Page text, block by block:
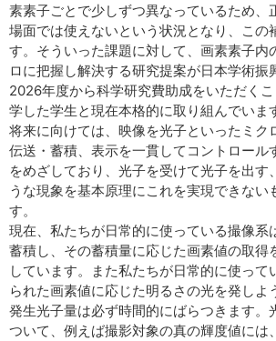
素素子ごとで少しずつ異なっているため、
場面では使えないという状況となり、この
す。そういった課題に対して、画素素子内
ロに把握し解決する研究提案が日本学術振
2026年度から科学研究費助成をいただく
学した学生と現在本格的に取り組んでいま
将来に向けては、映像を光子といったミク
伝送・蓄積、表示を一貫してコントロール
をめざしており、光子を受けて光子を出す
うな現象を基本原理にこれを実現できない
す。
現在、私たちが日常的に使っている撮像系
蓄積し、その蓄積量に応じた画素値の取得
しています。また私たちが日常的に使って
られた画素値に応じた明るさの光を発しよ
発生光子量は必ず時間的にばらつきます。
ついて、例えば撮影対象の真の輝度値には